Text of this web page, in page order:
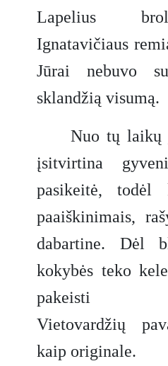
Lapelius
Ignatavičiaus
Jūrai nebuvo
sklandžią visumą.
Nuo tų laikų
įsitvirtina
pasikeitė, todėl
paaiškinimais,
dabartine. Dėl
kokybės teko
pakeisti
Vietovardžių
kaip originale.